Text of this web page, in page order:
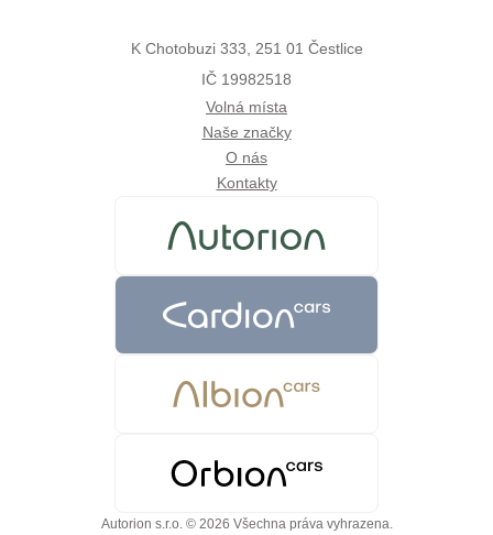
K Chotobuzi 333, 251 01 Čestlice
IČ 19982518
Volná místa
Naše značky
O nás
Kontakty
Autorion s.r.o. © 2026 Všechna práva vyhrazena.